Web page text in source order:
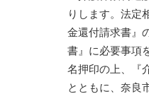
りします。法定
金還付請求書』
書』に必要事項
名押印の上、『
とともに、奈良